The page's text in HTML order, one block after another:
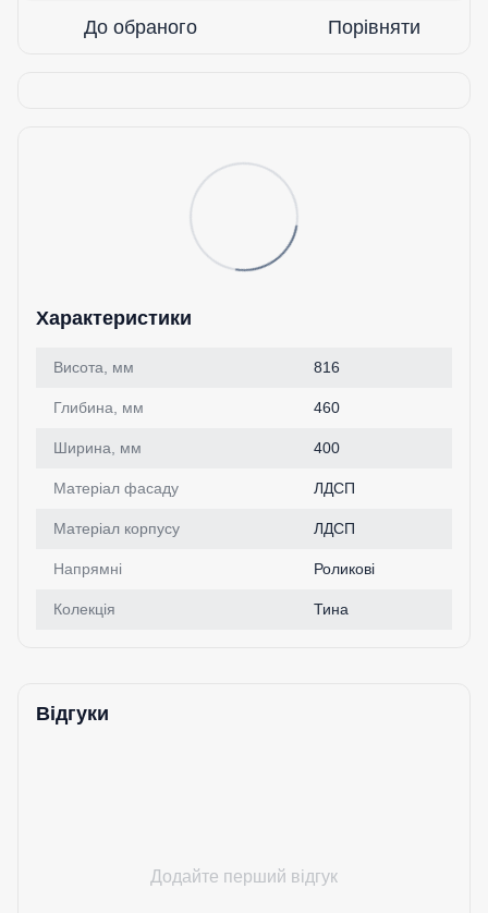
До обраного Порівняти
Характеристики
Висота, мм 816
Глибина, мм 460
Ширина, мм 400
Матеріал фасаду ЛДСП
Матеріал корпусу ЛДСП
Напрямні Роликові
Колекція Тина
Відгуки
Додайте перший відгук